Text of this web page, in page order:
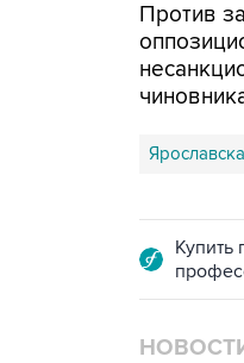
Против
Купить